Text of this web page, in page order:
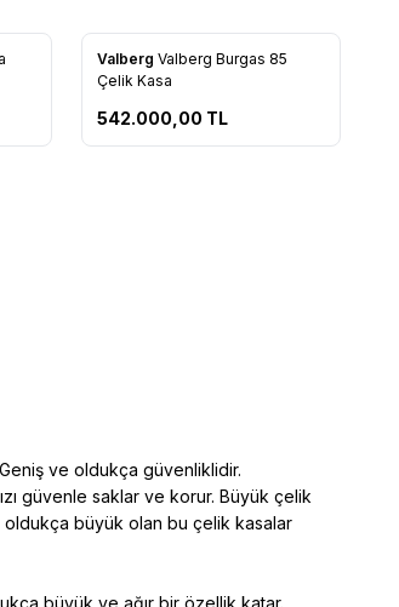
Favorilere Ekle
Valberg Valberg Burgas 85
Çelik Kasa
542.000,00 TL
ve oldukça güvenliklidir.
güvenle saklar ve korur. Büyük çelik
oldukça büyük olan bu çelik kasalar
büyük ve ağır bir özellik katar.